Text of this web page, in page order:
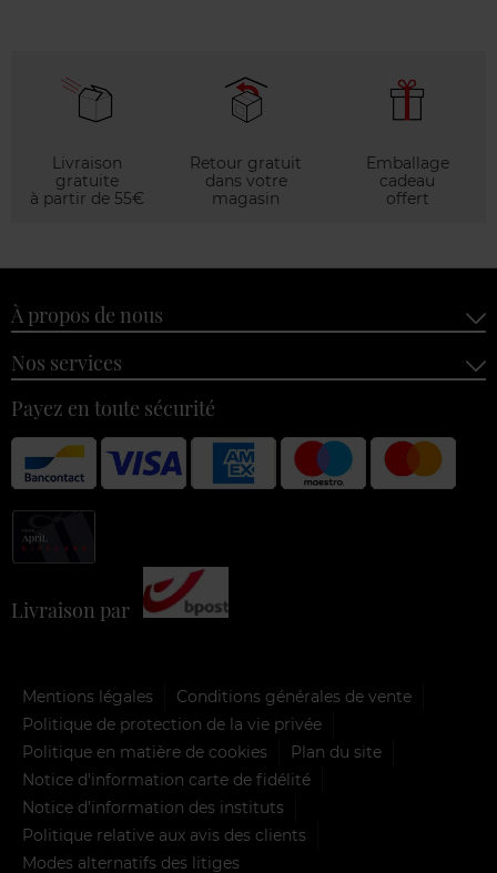
Livraison
gratuite
à partir de 55€
Retour gratuit
dans votre
magasin
Emballage
cadeau
offert
À propos de nous
Nos services
Payez en toute sécurité
Livraison par
Mentions légales
Conditions générales de vente
Politique de protection de la vie privée
Politique en matière de cookies
Plan du site
Notice d'information carte de fidélité
Notice d’information des instituts
Politique relative aux avis des clients
Modes alternatifs des litiges